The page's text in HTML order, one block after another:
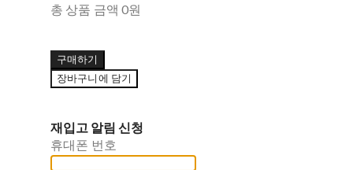
총 상품 금액 0원
구매하기
장바구니에 담기
재입고 알림 신청
휴대폰 번호